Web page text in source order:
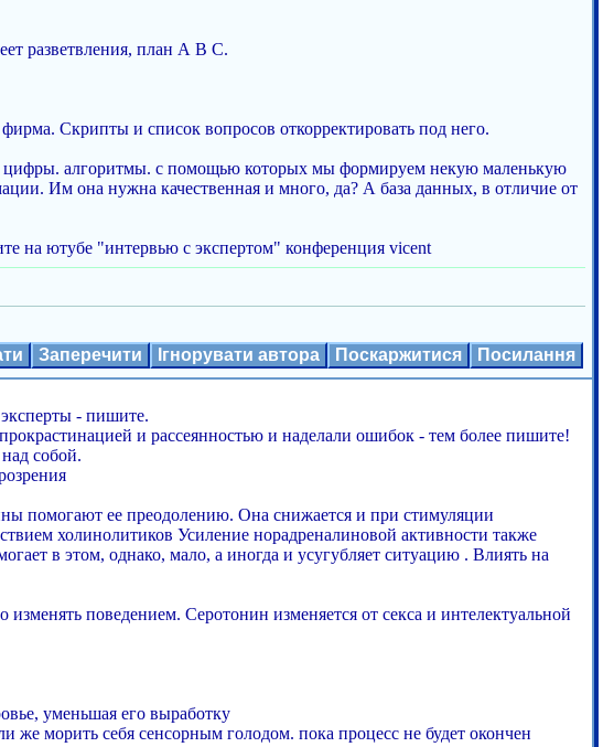
разветвления, план А B C.
Скрипты и список вопросов откорректировать под него.
цифры. алгоритмы. с помощью которых мы формируем некую маленькую
Им она нужна качественная и много, да? А база данных, в отличие от
на ютубе "интервью с экспертом" конференция vicent
Заперечити Ігнорувати автора Поскаржитися Посилання
- пишите.
и рассеянностью и наделали ошибок - тем более пишите!
собой.
помогают ее преодолению. Она снижается и при стимуляции
холинолитиков Усиление норадреналиновой активности также
в этом, однако, мало, а иногда и усугубляет ситуацию . Влиять на
поведением. Серотонин изменяется от секса и интелектуальной
уменьшая его выработку
же морить себя сенсорным голодом. пока процесс не будет окончен